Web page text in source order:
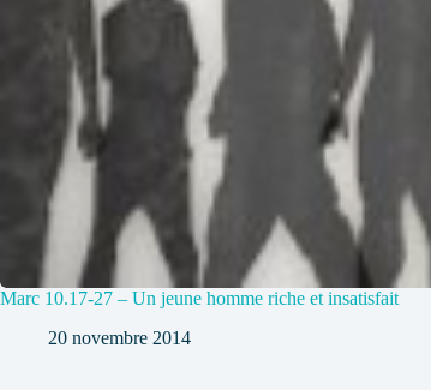
Marc 10.17-27 – Un jeune homme riche et insatisfait
20 novembre 2014